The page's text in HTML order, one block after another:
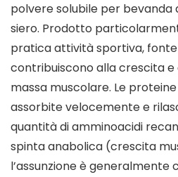
polvere solubile per bevanda
siero. Prodotto
pratica attività sportiva,
contribuiscono alla crescita
massa muscolare. Le
assorbite velocemente e
quantità di amminoacidi
spinta anabolica (crescita
l’assunzione è generalmente